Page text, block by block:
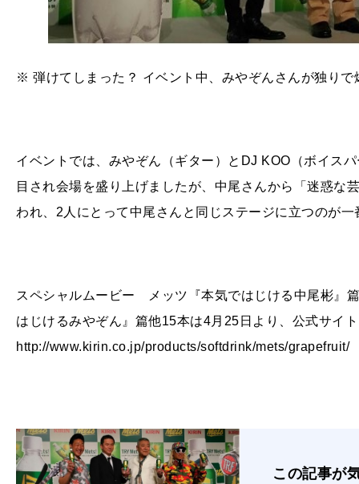
※ 弾けてしまった？ イベント中、みやぞんさんが独り
イベントでは、みやぞん（ギター）とDJ KOO（ボイス
目され会場を盛り上げましたが、中尾さんから「迷惑な
われ、2人にとって中尾さんと同じステージに立つのが
スペシャルムービー メッツ『本気ではじける中尾彬』
はじけるみやぞん』篇他15本は4月25日より、公式サイト
http://www.kirin.co.jp/products/softdrink/mets/
この記事が